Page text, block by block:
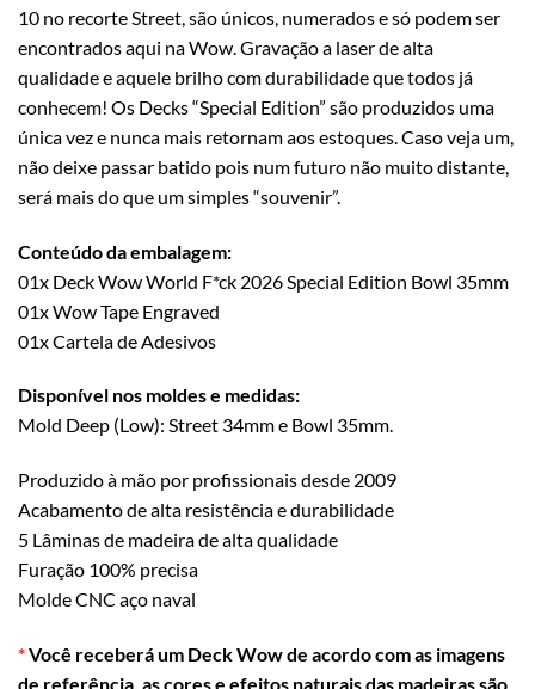
10 no recorte Street, são únicos, numerados e só podem ser
encontrados aqui na Wow. Gravação a laser de alta
qualidade e aquele brilho com durabilidade que todos já
conhecem! Os Decks “Special Edition” são produzidos uma
única vez e nunca mais retornam aos estoques. Caso veja um,
não deixe passar batido pois num futuro não muito distante,
será mais do que um simples “souvenir”.
Conteúdo da embalagem:
01x Deck Wow World F*ck 2026 Special Edition Bowl 35mm
01x Wow Tape Engraved
01x Cartela de Adesivos
Disponível nos moldes e medidas:
Mold Deep (Low): Street 34mm e Bowl 35mm.
Produzido à mão por profissionais desde 2009
Acabamento de alta resistência e durabilidade
5 Lâminas de madeira de alta qualidade
Furação 100% precisa
Molde CNC aço naval
*Você receberá um Deck Wow de acordo com as imagens
de referência, as cores e efeitos naturais das madeiras são